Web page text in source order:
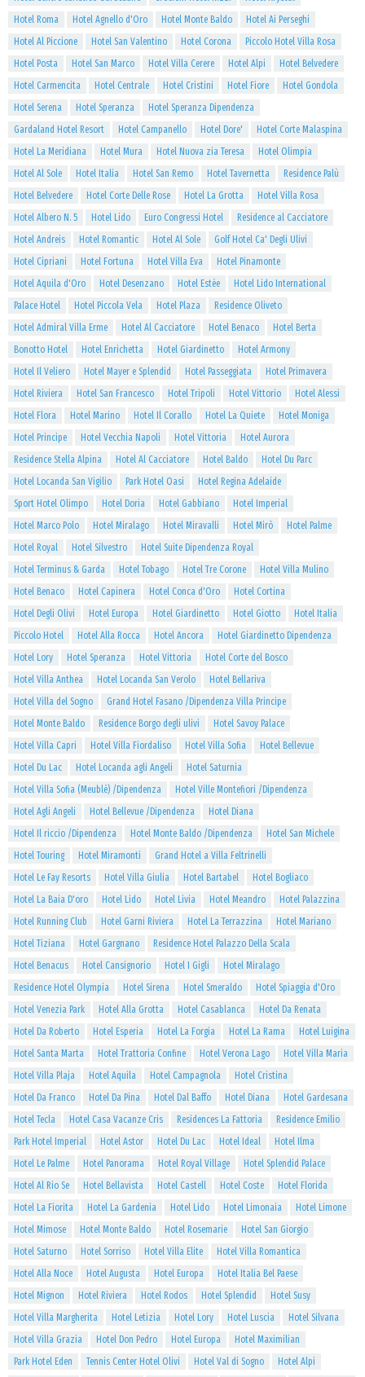
Hotel Roma
Hotel Agnello d'Oro Hotel Monte Baldo
Hotel Ai Perseghi
Hotel Al Piccione
Hotel San Valentino Hotel Corona
Piccolo Hotel Villa Rosa
Hotel Posta
Hotel San Marco Hotel Villa Cerere Hotel Alpi
Hotel Belvedere
Hotel Carmencita
Hotel Centrale Hotel Cristini Hotel Fiore
Hotel Gondola
Hotel Serena
Hotel Speranza
Hotel Speranza Dipendenza
Gardaland Hotel Resort
Hotel Campanello Hotel Dore'
Hotel Corte Malaspina
Hotel La Meridiana
Hotel Mura Hotel Nuova zia Teresa
Hotel Olimpia
Hotel Al Sole
Hotel Italia Hotel San Remo Hotel Tavernetta
Residence Palù
Hotel Belvedere
Hotel Corte Delle Rose Hotel La Grotta
Hotel Villa Rosa
Hotel Albero N. 5
Hotel Lido Euro Congressi Hotel
Residence al Cacciatore
Hotel Andreis
Hotel Romantic Hotel Al Sole
Golf Hotel Ca' Degli Ulivi
Hotel Cipriani
Hotel Fortuna Hotel Villa Eva
Hotel Pinamonte
Hotel Aquila d'Oro
Hotel Desenzano Hotel Estée
Hotel Lido International
Palace Hotel
Hotel Piccola Vela Hotel Plaza
Residence Oliveto
Hotel Admiral Villa Erme
Hotel Al Cacciatore Hotel Benaco
Hotel Berta
Bonotto Hotel
Hotel Enrichetta Hotel Giardinetto
Hotel Armony
Hotel Il Veliero
Hotel Mayer e Splendid Hotel Passeggiata
Hotel Primavera
Hotel Riviera
Hotel San Francesco Hotel Tripoli Hotel Vittorio
Hotel Alessi
Hotel Flora
Hotel Marino Hotel Il Corallo Hotel La Quiete
Hotel Moniga
Hotel Principe
Hotel Vecchia Napoli Hotel Vittoria
Hotel Aurora
Residence Stella Alpina
Hotel Al Cacciatore Hotel Baldo
Hotel Du Parc
Hotel Locanda San Vigilio
Park Hotel Oasi
Hotel Regina Adelaide
Sport Hotel Olimpo
Hotel Doria Hotel Gabbiano
Hotel Imperial
Hotel Marco Polo
Hotel Miralago Hotel Miravalli Hotel Mirò
Hotel Palme
Hotel Royal
Hotel Silvestro
Hotel Suite Dipendenza Royal
Hotel Terminus & Garda
Hotel Tobago Hotel Tre Corone
Hotel Villa Mulino
Hotel Benaco
Hotel Capinera Hotel Conca d'Oro
Hotel Cortina
Hotel Degli Olivi
Hotel Europa Hotel Giardinetto Hotel Giotto
Hotel Italia
Piccolo Hotel
Hotel Alla Rocca Hotel Ancora
Hotel Giardinetto Dipendenza
Hotel Lory
Hotel Speranza Hotel Vittoria
Hotel Corte del Bosco
Hotel Villa Anthea
Hotel Locanda San Verolo
Hotel Bellariva
Hotel Villa del Sogno
Grand Hotel Fasano /Dipendenza Villa Principe
Hotel Monte Baldo
Residence Borgo degli ulivi
Hotel Savoy Palace
Hotel Villa Capri
Hotel Villa Fiordaliso Hotel Villa Sofia
Hotel Bellevue
Hotel Du Lac
Hotel Locanda agli Angeli
Hotel Saturnia
Hotel Villa Sofia (Meublè) /Dipendenza
Hotel Ville Montefiori /Dipendenza
Hotel Agli Angeli
Hotel Bellevue /Dipendenza
Hotel Diana
Hotel Il riccio /Dipendenza
Hotel Monte Baldo /Dipendenza
Hotel San Michele
Hotel Touring
Hotel Miramonti
Grand Hotel a Villa Feltrinelli
Hotel Le Fay Resorts
Hotel Villa Giulia Hotel Bartabel
Hotel Bogliaco
Hotel La Baia D'oro
Hotel Lido Hotel Livia Hotel Meandro
Hotel Palazzina
Hotel Running Club
Hotel Garni Riviera Hotel La Terrazzina
Hotel Mariano
Hotel Tiziana
Hotel Gargnano
Residence Hotel Palazzo Della Scala
Hotel Benacus
Hotel Cansignorio Hotel I Gigli
Hotel Miralago
Residence Hotel Olympia
Hotel Sirena Hotel Smeraldo
Hotel Spiaggia d'Oro
Hotel Venezia Park
Hotel Alla Grotta Hotel Casablanca
Hotel Da Renata
Hotel Da Roberto
Hotel Esperia Hotel La Forgia Hotel La Rama
Hotel Luigina
Hotel Santa Marta
Hotel Trattoria Confine Hotel Verona Lago
Hotel Villa Maria
Hotel Villa Plaja
Hotel Aquila Hotel Campagnola
Hotel Cristina
Hotel Da Franco
Hotel Da Pina Hotel Dal Baffo Hotel Diana
Hotel Gardesana
Hotel Tecla
Hotel Casa Vacanze Cris Residences La Fattoria
Residence Emilio
Park Hotel Imperial
Hotel Astor Hotel Du Lac Hotel Ideal
Hotel Ilma
Hotel Le Palme
Hotel Panorama Hotel Royal Village
Hotel Splendid Palace
Hotel Al Rio Se
Hotel Bellavista Hotel Castell Hotel Coste
Hotel Florida
Hotel La Fiorita
Hotel La Gardenia Hotel Lido Hotel Limonaia
Hotel Limone
Hotel Mimose
Hotel Monte Baldo Hotel Rosemarie
Hotel San Giorgio
Hotel Saturno
Hotel Sorriso Hotel Villa Elite
Hotel Villa Romantica
Hotel Alla Noce
Hotel Augusta Hotel Europa
Hotel Italia Bel Paese
Hotel Mignon
Hotel Riviera Hotel Rodos Hotel Splendid
Hotel Susy
Hotel Villa Margherita
Hotel Letizia Hotel Lory Hotel Luscia
Hotel Silvana
Hotel Villa Grazia
Hotel Don Pedro Hotel Europa
Hotel Maximilian
Park Hotel Eden
Tennis Center Hotel Olivi Hotel Val di Sogno
Hotel Alpi